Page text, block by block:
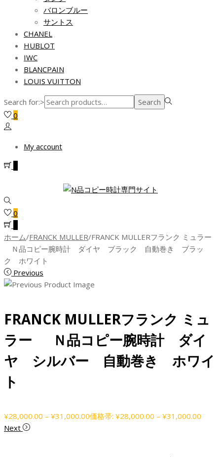
バロンブルー
サントス
CHANEL
HUBLOT
IWC
BLANCPAIN
LOUIS VUITTON
Search for:>
Search
0
My account
0
ホーム/FRANCK MULLER/FRANCK MULLERフランク ミュラー
Ｎ品コピー腕時計 ダイヤ ブラック 自動巻き ブラッ
ク ホワイト
Previous
FRANCK MULLERフランク ミュ
ラー Ｎ品コピー腕時計 ダイ
ヤ シルバー 自動巻き ホワイ
ト
¥28,000.00 – ¥31,000.00価格帯: ¥28,000.00 – ¥31,000.00
Next